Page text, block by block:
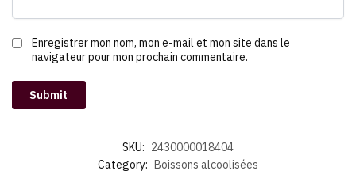
Enregistrer mon nom, mon e-mail et mon site dans le
navigateur pour mon prochain commentaire.
SKU: 2430000018404
Category: Boissons alcoolisées